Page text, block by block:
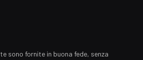
sono fornite in buona fede, senza